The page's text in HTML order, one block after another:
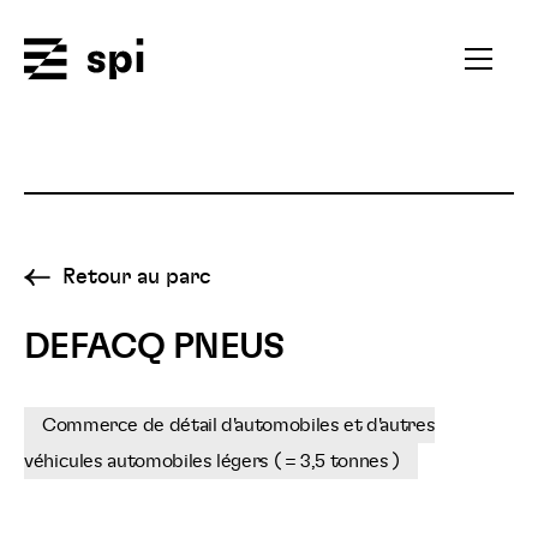
Ouvrir
Retour au parc
DEFACQ PNEUS
Commerce de détail d'automobiles et d'autres
véhicules automobiles légers ( = 3,5 tonnes )